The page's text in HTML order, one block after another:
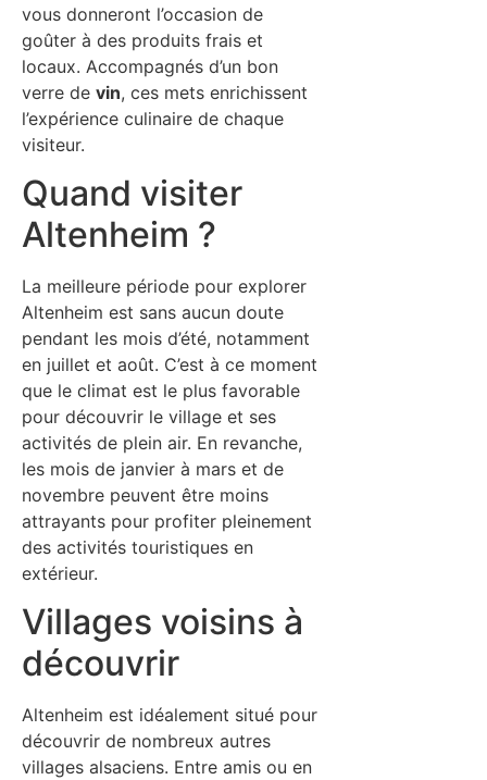
vous donneront l’occasion de
goûter à des produits frais et
locaux. Accompagnés d’un bon
verre de vin, ces mets enrichissent
l’expérience culinaire de chaque
visiteur.
Quand visiter
Altenheim ?
La meilleure période pour explorer
Altenheim est sans aucun doute
pendant les mois d’été, notamment
en juillet et août. C’est à ce moment
que le climat est le plus favorable
pour découvrir le village et ses
activités de plein air. En revanche,
les mois de janvier à mars et de
novembre peuvent être moins
attrayants pour profiter pleinement
des activités touristiques en
extérieur.
Villages voisins à
découvrir
Altenheim est idéalement situé pour
découvrir de nombreux autres
villages alsaciens. Entre amis ou en